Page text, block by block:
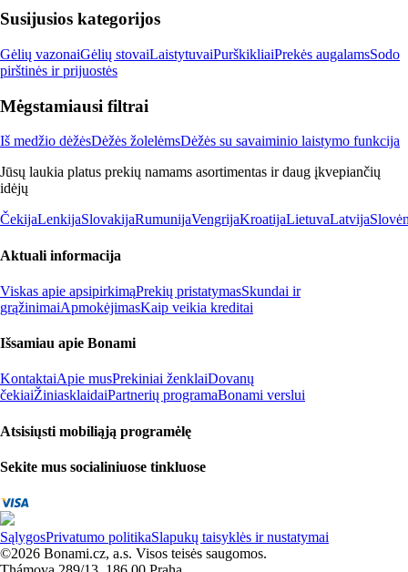
Susijusios kategorijos
Gėlių vazonaiGėlių stovaiLaistytuvaiPurškikliaiPrekės augalamsSodo
pirštinės ir prijuostės
Mėgstamiausi filtrai
Iš medžio dėžėsDėžės žolelėmsDėžės su savaiminio laistymo funkcija
Jūsų laukia platus prekių namams asortimentas ir daug įkvepiančių
idėjų
ČekijaLenkijaSlovakijaRumunijaVengrijaKroatijaLietuvaLatvija
Aktuali informacija
Viskas apie apsipirkimąPrekių pristatymasSkundai ir
grąžinimaiApmokėjimasKaip veikia kreditai
Išsamiau apie Bonami
KontaktaiApie musPrekiniai ženklaiDovanų
čekiaiŽiniasklaidaiPartnerių programaBonami verslui
Atsisiųsti mobiliąją programėlę
Sekite mus socialiniuose tinkluose
SąlygosPrivatumo politikaSlapukų taisyklės ir nustatymai
©2026 Bonami.cz, a.s. Visos teisės saugomos.